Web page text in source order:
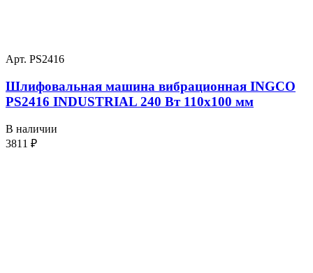
Арт. PS2416
Шлифовальная машина вибрационная INGCO
PS2416 INDUSTRIAL 240 Вт 110х100 мм
В наличии
3811 ₽